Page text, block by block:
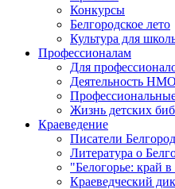
Конкурсы
Белгородское лето
Культура для
Профессионалам
Для
Деятельность НМО
Жизнь детских
Краеведение
Писатели
Литература о
"Белогорье: край
Краеведческий